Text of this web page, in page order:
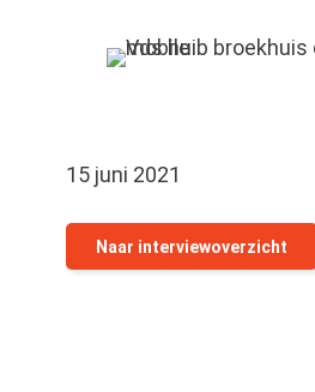
15 juni 2021
Naar interviewoverzicht